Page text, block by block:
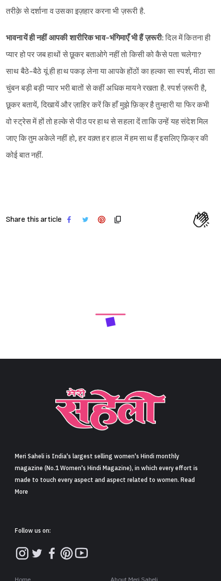
तरीक़े से दर्शाना व उसका इज़हार करना भी ज़रूरी है.
भावनायें ही नहीं आपकी शारीरिक भाव-भंगिमाएँ भी हैं ज़रूरी: दिल में कितना ही
प्यार हो पर जब हाथों से छूकर बताओगे नहीं तो किसी को कैसे पता चलेगा?
साथ बैठे-बैठे यूं ही हाथ पकड़ लेना या आपके होंठों का हल्का सा स्पर्श, मीठा सा
चुंबन बड़ी बड़ी प्यार भरी बातों से कहीं अधिक मायने रखता है. स्पर्श ज़रूरी है,
छूकर बतायें, दिखायें और ज़ाहिर करें कि हाँ मुझे फ़िक्र है तुम्हारी या फिर कभी
वो स्ट्रेस में हों तो हल्के से पीठ पर हाथ से सहला दें ताकि उन्हें यह संदेश मिल
जाए कि तुम अकेले नहीं हो, हर वक़्त हर हाल में हम साथ हैं इसलिए फ़िक्र की
कोई बात नहीं.
Share this article
Meri Saheli is India's largest selling women's Hindi monthly
magazine (No.1 Women's Hindi Magazine), in which every effort is
made to touch every aspect and aspect related to women. Read
More
Follow us on: